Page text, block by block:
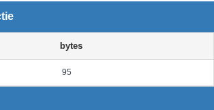
bytes
95